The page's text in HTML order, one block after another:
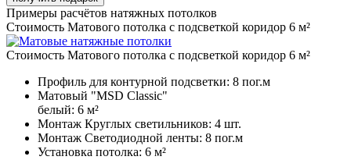
Примеры расчётов натяжных потолков
Стоимость Матового потолка с подсветкой коридор 6 м²
Стоимость Матового потолка с подсветкой коридор 6 м²
Профиль для контурной подсветки: 8 пог.м
Матовый "MSD Classic"
белый: 6 м²
Монтаж Круглых светильников: 4 шт.
Монтаж Светодиодной ленты: 8 пог.м
Установка потолка: 6 м²